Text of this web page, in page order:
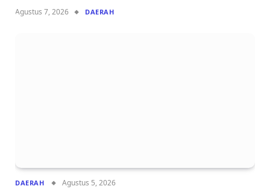
Agustus 7, 2026 DAERAH
DAERAH Agustus 5, 2026